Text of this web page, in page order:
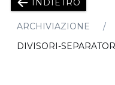
INDIETRO
ARCHIVIAZIONE
DIVISORI-